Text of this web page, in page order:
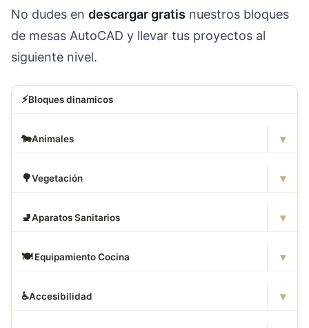
No dudes en descargar gratis nuestros bloques
de mesas AutoCAD y llevar tus proyectos al
siguiente nivel.
⚡Bloques dinamicos
🐄Animales ▾
🌳Vegetación ▾
🚽Aparatos Sanitarios ▾
🍽️ Equipamiento Cocina ▾
♿Accesibilidad ▾